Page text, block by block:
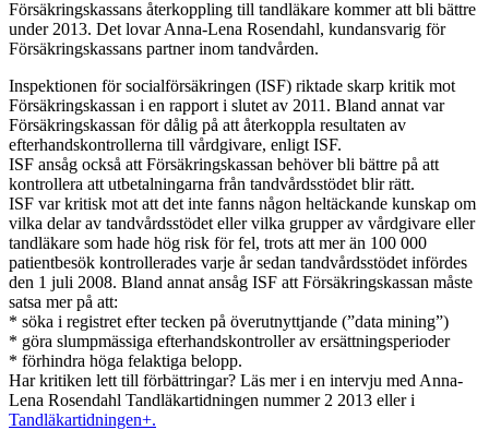
Försäkringskassans återkoppling till tandläkare kommer att bli bättre
under 2013. Det lovar Anna-Lena Rosendahl, kundansvarig för
Försäkringskassans partner inom tandvården.
Inspektionen för socialförsäkringen (ISF) riktade skarp kritik mot
Försäkringskassan i en rapport i slutet av 2011. Bland annat var
Försäkringskassan för dålig på att återkoppla resultaten av
efterhandskontrollerna till vårdgivare, enligt ISF.
ISF ansåg också att Försäkringskassan behöver bli bättre på att
kontrollera att utbetalningarna från tandvårdsstödet blir rätt.
ISF var kritisk mot att det inte fanns någon heltäckande kunskap om
vilka delar av tandvårdsstödet eller vilka grupper av vårdgivare eller
tandläkare som hade hög risk för fel, trots att mer än 100 000
patientbesök kontrollerades varje år sedan tandvårdsstödet infördes
den 1 juli 2008. Bland annat ansåg ISF att Försäkringskassan måste
satsa mer på att:
* söka i registret efter tecken på överutnyttjande (”data mining”)
* göra slumpmässiga efterhandskontroller av ersättningsperioder
* förhindra höga felaktiga belopp.
Har kritiken lett till förbättringar? Läs mer i en intervju med Anna-
Lena Rosendahl Tandläkartidningen nummer 2 2013 eller i
Tandläkartidningen+.